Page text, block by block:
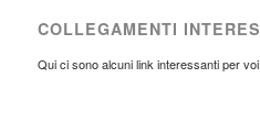
COLLEGAMENTI
Qui ci sono alcuni link interessanti per